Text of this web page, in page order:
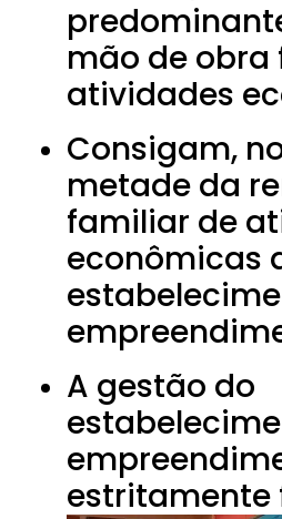
mão de
atividades
Consigam,
metade da
familiar de
econômicas
A gestão do
estritamente